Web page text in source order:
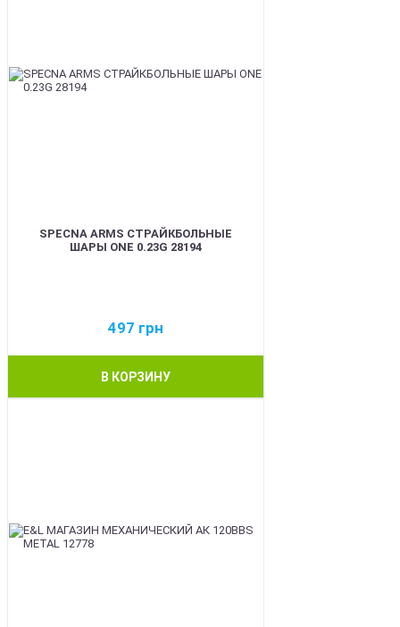
SPECNA ARMS СТРАЙКБОЛЬНЫЕ
ШАРЫ ONE 0.23G 28194
497 грн
В КОРЗИНУ